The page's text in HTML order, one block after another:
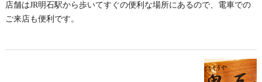
店舗はJR明石駅から歩いてすぐの便利な場所にあるので、電車での
ご来店も便利です。